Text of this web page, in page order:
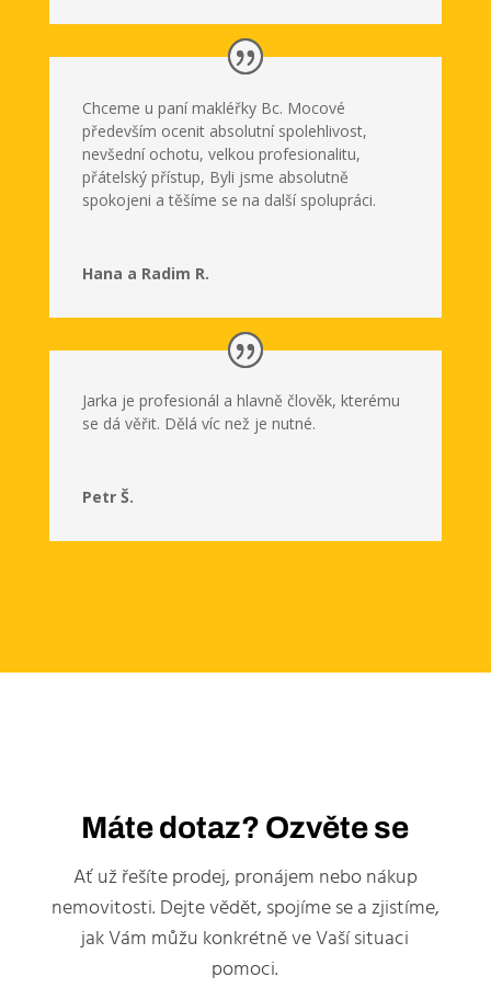
Chceme u paní makléřky Bc. Mocové
především ocenit absolutní spolehlivost,
nevšední ochotu, velkou profesionalitu,
přátelský přístup, Byli jsme absolutně
spokojeni a těšíme se na další spolupráci.
Hana a Radim R.
Jarka je profesionál a hlavně člověk, kterému
se dá věřit. Dělá víc než je nutné.
Petr Š.
Máte dotaz? Ozvěte se
Ať už řešíte prodej, pronájem nebo nákup
nemovitosti. Dejte vědět, spojíme se a zjistíme,
jak Vám můžu konkrétně ve Vaší situaci
pomoci.